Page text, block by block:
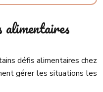
alimentaires
défis alimentaires chez
gérer les situations les